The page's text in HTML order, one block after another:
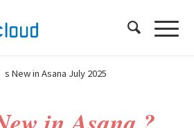
New in Asana July 2025